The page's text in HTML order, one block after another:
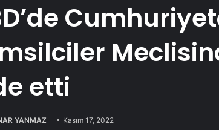
etti
YANMAZ Kasım 17, 2022